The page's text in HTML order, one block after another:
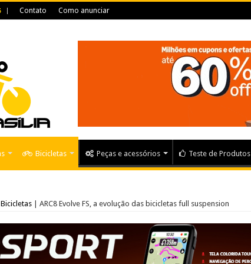
Contato Como anunciar
Bicicletas Peças e acessórios Teste de Produtos
Bicicletas ARC8 Evolve FS, a evolução das bicicletas full suspension